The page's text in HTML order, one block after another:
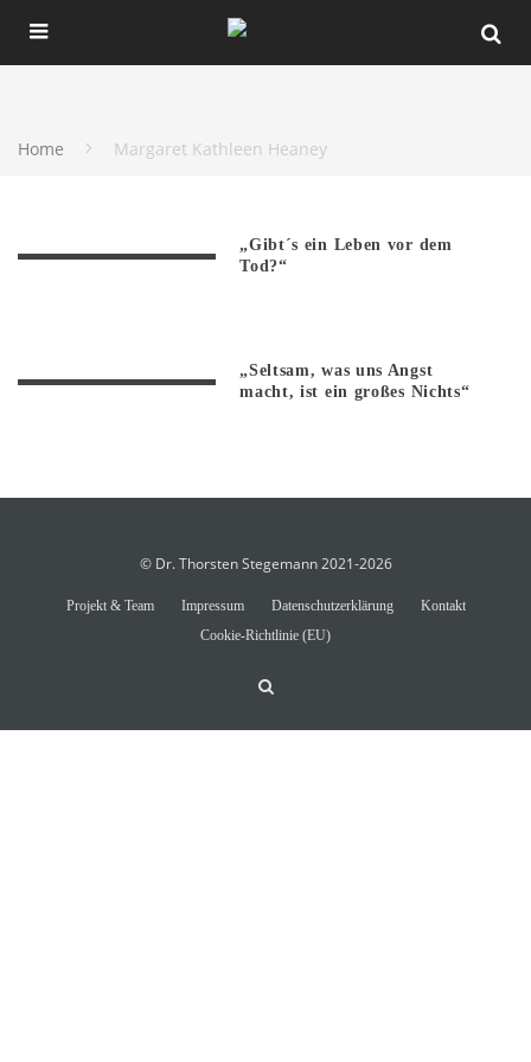
Home Margaret Kathleen Heaney
„Gibt´s ein Leben vor dem
Tod?“
„Seltsam, was uns Angst
macht, ist ein großes Nichts“
© Dr. Thorsten Stegemann 2021-2026
Projekt & Team Impressum Datenschutzerklärung
Kontakt
Cookie-Richtlinie (EU)